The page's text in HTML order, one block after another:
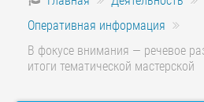
Оперативная информация
В фокусе внимания — речевое
итоги тематической мастерской